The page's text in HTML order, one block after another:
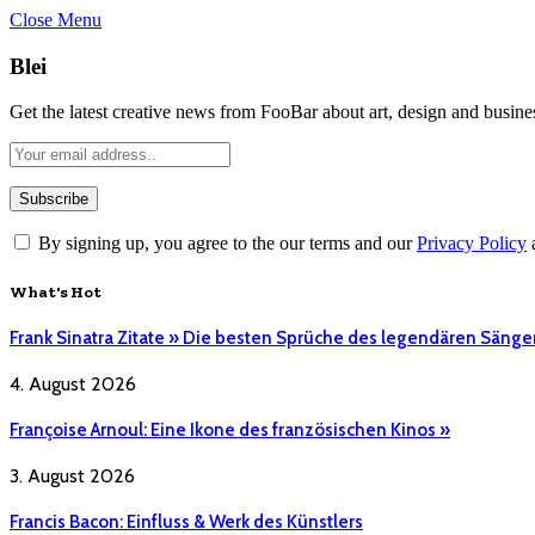
Close Menu
Blei
Get the latest creative news from FooBar about art, design and
By signing up, you agree to the our terms and ourPrivacy Policy
What's Hot
Frank Sinatra Zitate » Die besten Sprüche des legendären
4. August 2026
Françoise Arnoul: Eine Ikone des französischen Kinos »
3. August 2026
Francis Bacon: Einfluss & Werk des Künstlers